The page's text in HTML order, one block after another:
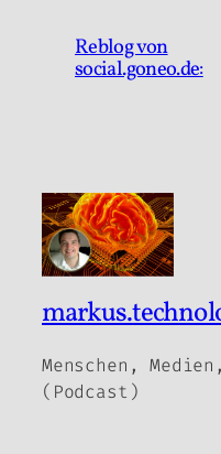
Reblog von
social.goneo.de:
Menschen,
(Podcast)